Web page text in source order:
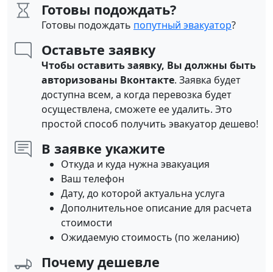
Готовы подождать?
Готовы подождать попутный эвакуатор?
Оставьте заявку
Чтобы оставить заявку, Вы должны быть
авторизованы Вконтакте. Заявка будет
доступна всем, а когда перевозка будет
осуществлена, сможете ее удалить. Это
простой способ получить эвакуатор дешево!
В заявке укажите
Откуда и куда нужна эвакуация
Ваш телефон
Дату, до которой актуальна услуга
Дополнительное описание для расчета
стоимости
Ожидаемую стоимость (по желанию)
Почему дешевле